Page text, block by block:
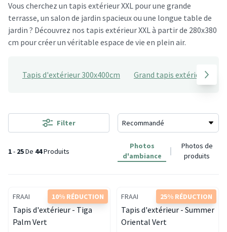
Vous cherchez un tapis extérieur XXL pour une grande
terrasse, un salon de jardin spacieux ou une longue table de
jardin ? Découvrez nos tapis extérieur XXL à partir de 280x380
cm pour créer un véritable espace de vie en plein air.
Tapis d'extérieur 300x400cm Grand tapis extérieur
1- 25De 44Produits
Filter
Photos
d'ambiance
Photos de
produits
10% RÉDUCTION
FRAAI
Tapis d'extérieur - Tiga
Palm Vert
25% RÉDUCTION
FRAAI
Tapis d'extérieur - Summer
Oriental Vert